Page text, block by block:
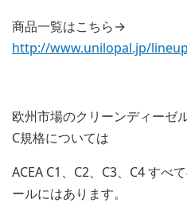
商品一覧はこちら→
http://www.unilopal.jp/
欧州市場のクリーンディーゼ
C規格については
ACEA C1、C2、C3、C4 すべ
ールにはあります。